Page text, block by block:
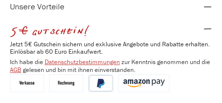
Unsere Vorteile
5€ gutschein!
Jetzt 5€ Gutschein sichern und exklusive Angebote und Rabatte erhalten.
Einlösbar ab 60 Euro Einkaufwert.
Ich habe die Datenschutzbestimmungen zur Kenntnis genommen und die
AGBgelesen und bin mit ihnen einverstanden.